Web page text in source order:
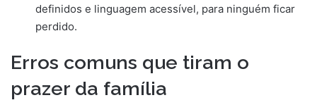
definidos e linguagem acessível, para ninguém ficar
perdido.
Erros comuns que tiram o
prazer da família